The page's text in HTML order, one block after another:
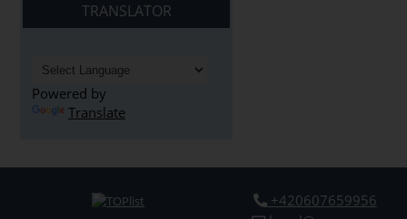
TRANSLATOR
Powered by
Translate
+420607659956